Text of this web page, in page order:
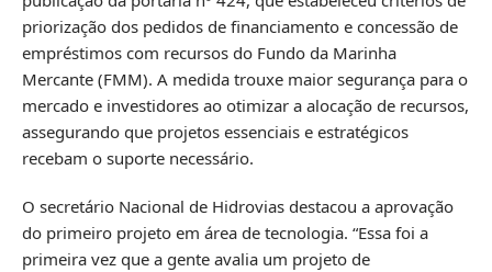
priorização dos pedidos de financiamento e concessão de
empréstimos com recursos do Fundo da Marinha
Mercante (FMM). A medida trouxe maior segurança para o
mercado e investidores ao otimizar a alocação de recursos,
assegurando que projetos essenciais e estratégicos
recebam o suporte necessário.
O secretário Nacional de Hidrovias destacou a aprovação
do primeiro projeto em área de tecnologia. “Essa foi a
primeira vez que a gente avalia um projeto de